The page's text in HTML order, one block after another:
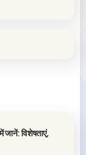
जानें: विशेषताएं,